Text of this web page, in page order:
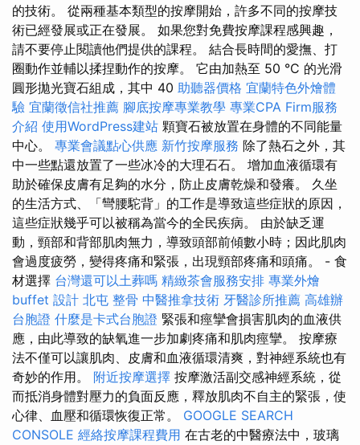
的技術。 從兩種基本類型的按摩開始，許多不同的按摩技
術已經發展或正在發展。 如果您對免費按摩課程感興趣，
請不要停止閱讀他們提供的課程。 結合長時間的愛撫、打
圈動作並輔以揉捏動作的按摩。 它由加熱至 50 °C 的光滑
圓形拋光寶石組成，其中 40 助聽器價格 宜蘭特色外燴體
驗 宜蘭徵信社推薦 腳底按摩專業教學 專業CPA Firm服務
介紹 使用WordPress建站 顆寶石被放置在身體的不同能量
中心。 專業會議點心供應 新竹按摩服務 除了熱石之外，其
中一些點還放置了一些冰冷的大理石石。 增加血液循環有
助於確保皮膚有足夠的水分，防止皮膚乾燥和發癢。 久坐
的生活方式、「彎腰駝背」的工作是導致這些症狀的原因，
這些症狀幾乎可以被稱為當今的全民疾病。 由於缺乏運
動，頸部和背部肌肉無力，導致頭部前傾數小時；因此肌肉
會過度疲勞，變得疼痛和緊張，出現頸部疼痛和頭痛。 - 食
材選擇 台灣還可以土葬嗎 精緻茶會服務安排 專業外燴
buffet 設計 北屯 整骨 中醫推拿技術 牙醫診所推薦 高雄辦
台胞證 什麼是卡式台胞證 緊張和痙攣會損害肌肉的血液供
應，由此導致的缺氧進一步加劇疼痛和肌肉痙攣。 按摩療
法不僅可以讓肌肉、皮膚和血液循環清爽，對神經系統也有
奇妙的作用。 附近按摩選擇 按摩激活副交感神經系統，從
而抵消身體對壓力的負面反應，釋放肌肉不自主的緊張，使
心律、血壓和循環恢復正常。 GOOGLE SEARCH
CONSOLE 經絡按摩課程費用 在古老的中醫療法中，玻璃